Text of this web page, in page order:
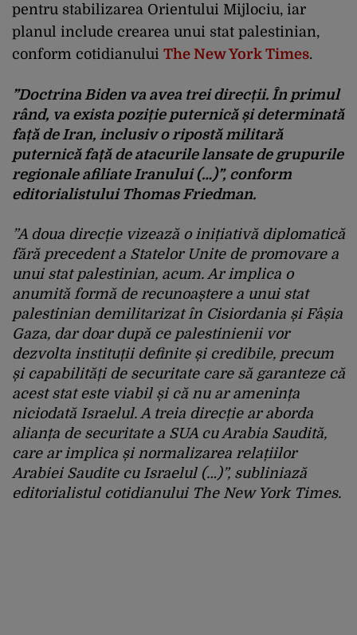
pentru stabilizarea Orientului Mijlociu, iar
planul include crearea unui stat palestinian,
conform cotidianului The New York Times.
”Doctrina Biden va avea trei direcții. În primul
rând, va exista poziție puternică și determinată
față de Iran, inclusiv o ripostă militară
puternică față de atacurile lansate de grupurile
regionale afiliate Iranului (…)”, conform
editorialistului Thomas Friedman.
”A doua direcție vizează o inițiativă diplomatică
fără precedent a Statelor Unite de promovare a
unui stat palestinian, acum. Ar implica o
anumită formă de recunoaștere a unui stat
palestinian demilitarizat în Cisiordania și Fâșia
Gaza, dar doar după ce palestinienii vor
dezvolta instituții definite și credibile, precum
și capabilități de securitate care să garanteze că
acest stat este viabil și că nu ar amenința
niciodată Israelul. A treia direcție ar aborda
alianța de securitate a SUA cu Arabia Saudită,
care ar implica și normalizarea relațiilor
Arabiei Saudite cu Israelul (…)”, subliniază
editorialistul cotidianului The New York Times.